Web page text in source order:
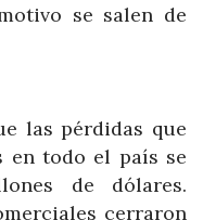
se salen de
las pérdidas que
en todo el país se
de dólares.
cerraron